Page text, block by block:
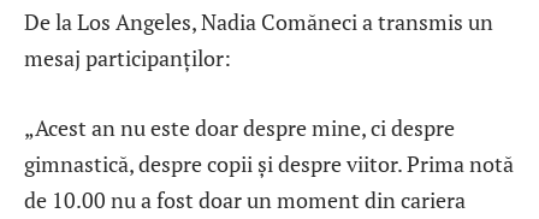
De la Los Angeles, Nadia Comăneci a transmis un
mesaj participanților:
„Acest an nu este doar despre mine, ci despre
gimnastică, despre copii și despre viitor. Prima notă
de 10.00 nu a fost doar un moment din cariera